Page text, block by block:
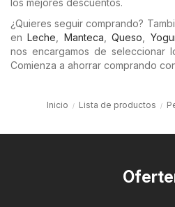
los mejores descuentos.
¿Quieres seguir comprando?
enLeche Manteca ,Queso
nos encargamos de seleccionar
Comienza a ahorrar comprando
Inicio Lista de productos